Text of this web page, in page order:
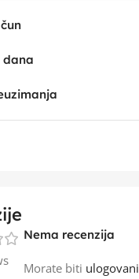
dana
Nema recenzija
Morate biti ulogovani